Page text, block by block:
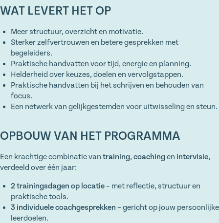
WAT LEVERT HET OP
Meer structuur, overzicht en motivatie.
Sterker zelfvertrouwen en betere gesprekken met
begeleiders.
Praktische handvatten voor tijd, energie en planning.
Helderheid over keuzes, doelen en vervolgstappen.
Praktische handvatten bij het schrijven en behouden van
focus.
Een netwerk van gelijkgestemden voor uitwisseling en steun.
OPBOUW VAN HET PROGRAMMA
Een krachtige combinatie van training,coachingen intervisie,
verdeeld over één jaar:
2 trainingsdagen op locatie– met reflectie, structuur en
praktische tools.
3 individuele coachgesprekken – gericht op jouw persoonlijke
leerdoelen.